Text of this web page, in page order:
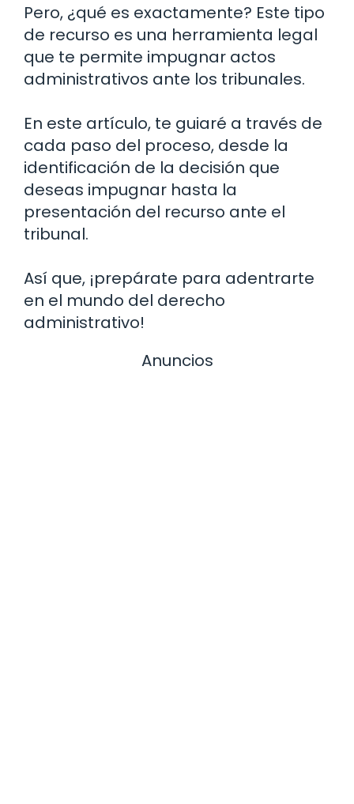
Pero, ¿qué es exactamente? Este tipo
de recurso es una herramienta legal
que te permite impugnar actos
administrativos ante los tribunales.
En este artículo, te guiaré a través de
cada paso del proceso, desde la
identificación de la decisión que
deseas impugnar hasta la
presentación del recurso ante el
tribunal.
Así que, ¡prepárate para adentrarte
en el mundo del derecho
administrativo!
Anuncios